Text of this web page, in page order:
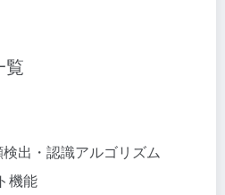
覧
出・認識アルゴリズム
機能